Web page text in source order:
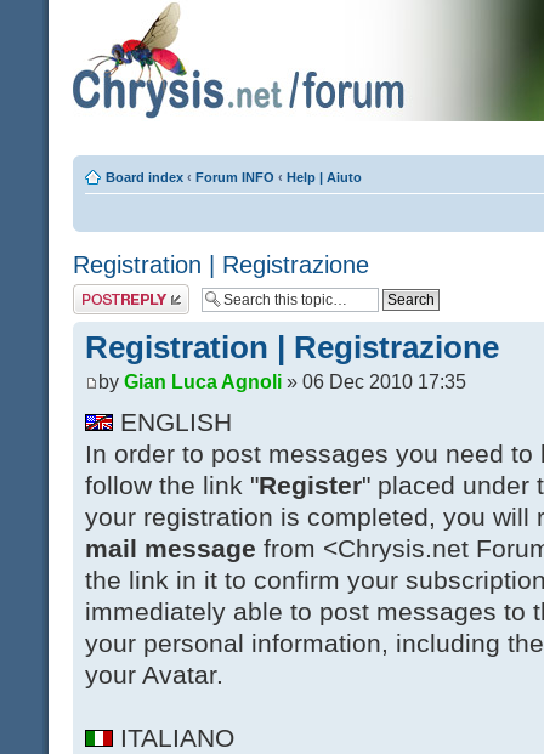
Board index ‹ Forum INFO ‹ Help | Aiuto
Registration | Registrazione
Post a reply
Registration | Registrazione
by Gian Luca Agnoli » 06 Dec 2010 17:35
ENGLISH
In order to post messages you need
follow the link "Register" placed under
your registration is completed, you will
mail message from <Chrysis.net
the link in it to confirm your
immediately able to post messages to
your personal information, including
your Avatar.
ITALIANO